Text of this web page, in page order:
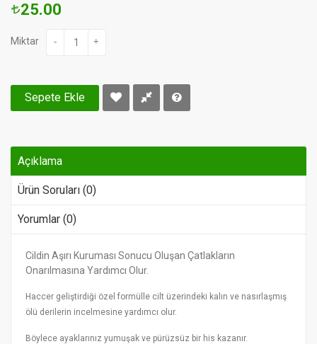
25.00
Miktar - +
Sepete Ekle
Açıklama
Ürün Soruları (0)
Yorumlar (0)
Cildin Aşırı Kuruması Sonucu Oluşan Çatlakların
Onarılmasına Yardımcı Olur.
Haccer geliştirdiği özel formülle cilt üzerindeki kalın ve nasırlaşmış
ölü derilerin incelmesine yardımcı olur.
Böylece ayaklarınız yumuşak ve pürüzsüz bir his kazanır.